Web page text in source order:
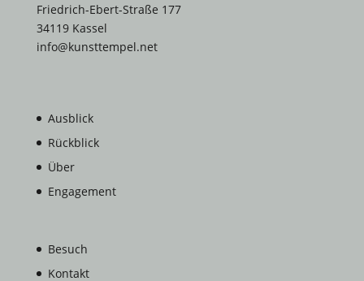
Friedrich-Ebert-Straße 177
34119 Kassel
info@kunsttempel.net
Ausblick
Rückblick
Über
Engagement
Besuch
Kontakt